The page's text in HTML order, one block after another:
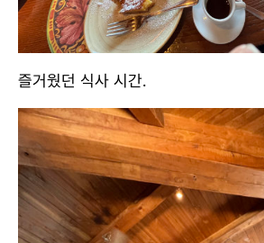
즐거웠던 식사 시간.